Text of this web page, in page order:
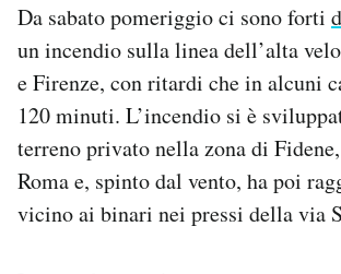
SHOP
CALENDARIO
AREA PERSONALE
Da sabato pomeriggio ci sono forti
un incendio sulla linea dell’alta
e Firenze, con ritardi che in alcuni
120 minuti. L’incendio si è
terreno privato nella zona di
Roma e, spinto dal vento, ha poi
vicino ai binari nei pressi della via